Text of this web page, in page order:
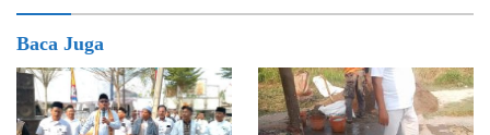
Baca Juga